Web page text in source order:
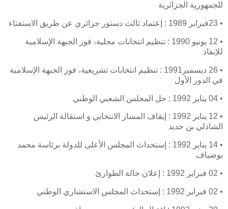
للجمهورية الجزائرية
• 23فبراير 1989 : إعتماد ثالث دستور جزائري عن طريق الاستفتاء
• 12 يونيو 1990 : تنظيم انتخابات محلية، فوز الجبهة الإسلامية
للإنقاذ
• 26 ديسمبر1991 : تنظيم انتخابات تشريعية، فوز الجبهة الإسلامية
في الدور الأول
• 04 يناير 1992 : حل المجلس الشعبي الوطني
• 12 يناير 1992 : إيقاف المسار الانتخابي و استقالة الرئيس
الشاذلي بن جديد
• 14 يناير 1992 : إستحداث المجلس الأعلى للدولة برئاسة محمد
بوضياف
• 02 فبراير 1992 : إعلان حالة الطوارئ
• 02 فبراير 1992 : إستحداث المجلس الاستشاري الوطني